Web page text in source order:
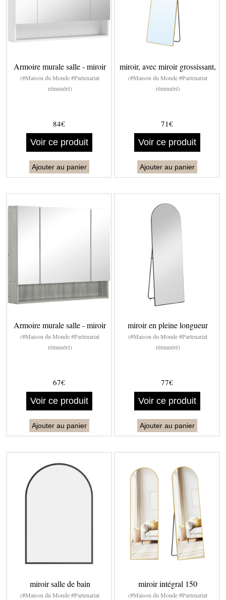
Armoire murale salle - miroir
(#Maison du Monde #Partenariat
rémunéré)
84€
Voir ce produit
Ajouter au panier
miroir, avec miroir grossissant,
(#Maison du Monde #Partenariat
rémunéré)
71€
Voir ce produit
Ajouter au panier
Armoire murale salle - miroir
(#Maison du Monde #Partenariat
rémunéré)
67€
Voir ce produit
Ajouter au panier
miroir en pleine longueur
(#Maison du Monde #Partenariat
rémunéré)
77€
Voir ce produit
Ajouter au panier
miroir salle de bain
(#Maison du Monde #Partenariat
miroir intégral 150
(#Maison du Monde #Partenariat